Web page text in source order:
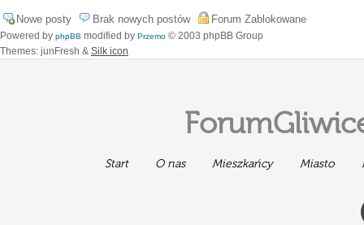
Nowe posty Brak nowych postów Forum Zablokowane
Powered by phpBB modified by Przemo © 2003 phpBB Group
Themes: junFresh & Silk icon
Start O nas Mieszkańcy Miasto